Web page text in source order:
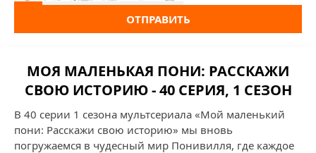
ОТПРАВИТЬ
МОЯ МАЛЕНЬКАЯ ПОНИ: РАССКАЖИ
СВОЮ ИСТОРИЮ - 40 СЕРИЯ, 1 СЕЗОН
В 40 серии 1 сезона мультсериала «Мой маленький
пони: Расскажи свою историю» мы вновь
погружаемся в чудесный мир Понивилля, где каждое